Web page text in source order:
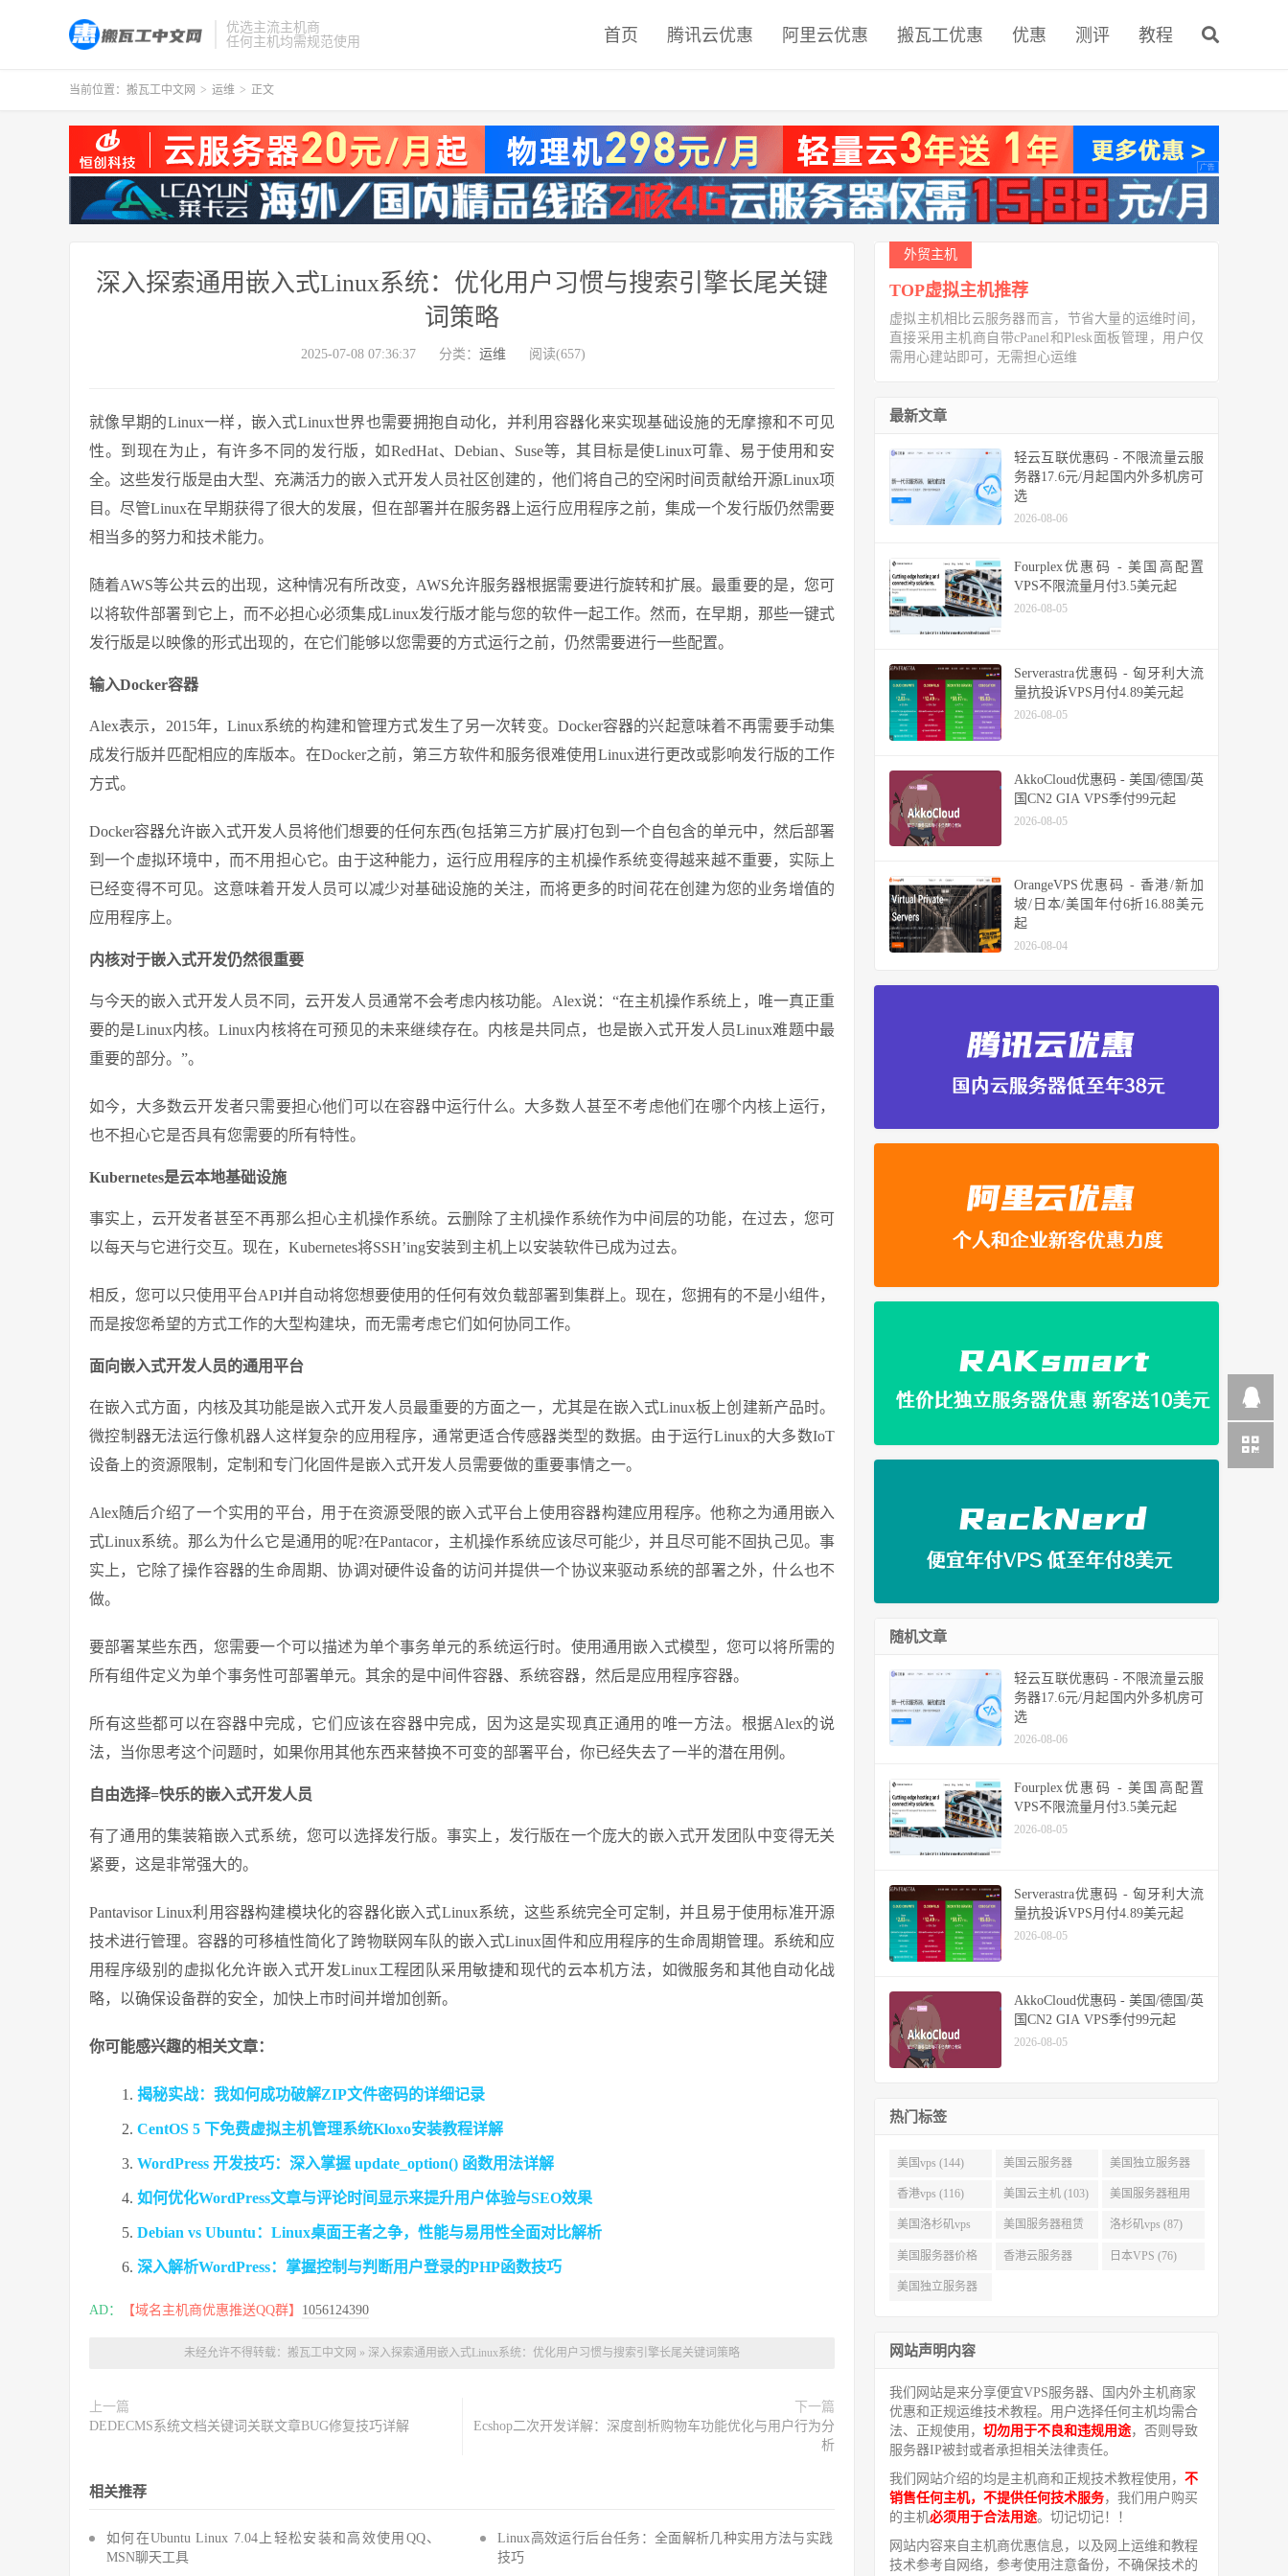
优选主流主机商
任何主机均需规范使用
首页 腾讯云优惠 阿里云优惠 搬瓦工优惠 优惠 测评 教程
当前位置： 搬瓦工中文网 > 运维 > 正文
深入探索通用嵌入式Linux系统：优化用户习惯与搜索引擎长尾关键
词策略
2025-07-08 07:36:37 分类： 运维 阅读(657)
就像早期的Linux一样，嵌入式Linux世界也需要拥抱自动化，并利用容器化来实现基础设施的无摩擦和不可见
性。到现在为止，有许多不同的发行版，如RedHat、Debian、Suse等，其目标是使Linux可靠、易于使用和安
全。这些发行版是由大型、充满活力的嵌入式开发人员社区创建的，他们将自己的空闲时间贡献给开源Linux项
目。尽管Linux在早期获得了很大的发展，但在部署并在服务器上运行应用程序之前，集成一个发行版仍然需要
相当多的努力和技术能力。
随着AWS等公共云的出现，这种情况有所改变，AWS允许服务器根据需要进行旋转和扩展。最重要的是，您可
以将软件部署到它上，而不必担心必须集成Linux发行版才能与您的软件一起工作。然而，在早期，那些一键式
发行版是以映像的形式出现的，在它们能够以您需要的方式运行之前，仍然需要进行一些配置。
输入Docker容器
Alex表示，2015年，Linux系统的构建和管理方式发生了另一次转变。Docker容器的兴起意味着不再需要手动集
成发行版并匹配相应的库版本。在Docker之前，第三方软件和服务很难使用Linux进行更改或影响发行版的工作
方式。
Docker容器允许嵌入式开发人员将他们想要的任何东西(包括第三方扩展)打包到一个自包含的单元中，然后部署
到一个虚拟环境中，而不用担心它。由于这种能力，运行应用程序的主机操作系统变得越来越不重要，实际上
已经变得不可见。这意味着开发人员可以减少对基础设施的关注，而将更多的时间花在创建为您的业务增值的
应用程序上。
内核对于嵌入式开发仍然很重要
与今天的嵌入式开发人员不同，云开发人员通常不会考虑内核功能。Alex说：“在主机操作系统上，唯一真正重
要的是Linux内核。Linux内核将在可预见的未来继续存在。内核是共同点，也是嵌入式开发人员Linux难题中最
重要的部分。”。
如今，大多数云开发者只需要担心他们可以在容器中运行什么。大多数人甚至不考虑他们在哪个内核上运行，
也不担心它是否具有您需要的所有特性。
Kubernetes是云本地基础设施
事实上，云开发者甚至不再那么担心主机操作系统。云删除了主机操作系统作为中间层的功能，在过去，您可
以每天与它进行交互。现在，Kubernetes将SSH’ing安装到主机上以安装软件已成为过去。
相反，您可以只使用平台API并自动将您想要使用的任何有效负载部署到集群上。现在，您拥有的不是小组件，
而是按您希望的方式工作的大型构建块，而无需考虑它们如何协同工作。
面向嵌入式开发人员的通用平台
在嵌入式方面，内核及其功能是嵌入式开发人员最重要的方面之一，尤其是在嵌入式Linux板上创建新产品时。
微控制器无法运行像机器人这样复杂的应用程序，通常更适合传感器类型的数据。由于运行Linux的大多数IoT
设备上的资源限制，定制和专门化固件是嵌入式开发人员需要做的重要事情之一。
Alex随后介绍了一个实用的平台，用于在资源受限的嵌入式平台上使用容器构建应用程序。他称之为通用嵌入
式Linux系统。那么为什么它是通用的呢?在Pantacor，主机操作系统应该尽可能少，并且尽可能不固执己见。事
实上，它除了操作容器的生命周期、协调对硬件设备的访问并提供一个协议来驱动系统的部署之外，什么也不
做。
要部署某些东西，您需要一个可以描述为单个事务单元的系统运行时。使用通用嵌入式模型，您可以将所需的
所有组件定义为单个事务性可部署单元。其余的是中间件容器、系统容器，然后是应用程序容器。
所有这些都可以在容器中完成，它们应该在容器中完成，因为这是实现真正通用的唯一方法。根据Alex的说
法，当你思考这个问题时，如果你用其他东西来替换不可变的部署平台，你已经失去了一半的潜在用例。
自由选择=快乐的嵌入式开发人员
有了通用的集装箱嵌入式系统，您可以选择发行版。事实上，发行版在一个庞大的嵌入式开发团队中变得无关
紧要，这是非常强大的。
Pantavisor Linux利用容器构建模块化的容器化嵌入式Linux系统，这些系统完全可定制，并且易于使用标准开源
技术进行管理。容器的可移植性简化了跨物联网车队的嵌入式Linux固件和应用程序的生命周期管理。系统和应
用程序级别的虚拟化允许嵌入式开发Linux工程团队采用敏捷和现代的云本机方法，如微服务和其他自动化战
略，以确保设备群的安全，加快上市时间并增加创新。
你可能感兴趣的相关文章：
揭秘实战：我如何成功破解ZIP文件密码的详细记录
CentOS 5 下免费虚拟主机管理系统Kloxo安装教程详解
WordPress 开发技巧：深入掌握 update_option() 函数用法详解
如何优化WordPress文章与评论时间显示来提升用户体验与SEO效果
Debian vs Ubuntu：Linux桌面王者之争，性能与易用性全面对比解析
深入解析WordPress：掌握控制与判断用户登录的PHP函数技巧
AD： 【域名主机商优惠推送QQ群】 1056124390
未经允许不得转载： 搬瓦工中文网 » 深入探索通用嵌入式Linux系统：优化用户习惯与搜索引擎长尾关键词策略
上一篇
DEDECMS系统文档关键词关联文章BUG修复技巧详解
下一篇
Ecshop二次开发详解：深度剖析购物车功能优化与用户行为分
析
相关推荐
如何在Ubuntu Linux 7.04上轻松安装和高效使用QQ、
MSN聊天工具
Linux高效运行后台任务：全面解析几种实用方法与实践
技巧
外贸主机
TOP虚拟主机推荐
虚拟主机相比云服务器而言，节省大量的运维时间，
直接采用主机商自带cPanel和Plesk面板管理，用户仅
需用心建站即可，无需担心运维
最新文章
轻云互联优惠码 - 不限流量云服
务器17.6元/月起国内外多机房可
选
2026-08-06
Fourplex优惠码 - 美国高配置
VPS不限流量月付3.5美元起
2026-08-05
Serverastra优惠码 - 匈牙利大流
量抗投诉VPS月付4.89美元起
2026-08-05
AkkoCloud优惠码 - 美国/德国/英
国CN2 GIA VPS季付99元起
2026-08-05
OrangeVPS优惠码 - 香港/新加
坡/日本/美国年付6折16.88美元
起
2026-08-04
随机文章
轻云互联优惠码 - 不限流量云服
务器17.6元/月起国内外多机房可
选
2026-08-06
Fourplex优惠码 - 美国高配置
VPS不限流量月付3.5美元起
2026-08-05
Serverastra优惠码 - 匈牙利大流
量抗投诉VPS月付4.89美元起
2026-08-05
AkkoCloud优惠码 - 美国/德国/英
国CN2 GIA VPS季付99元起
2026-08-05
热门标签
美国vps (144) 美国云服务器
(143)
美国独立服务器
(118)
香港vps (116) 美国云主机 (103) 美国服务器租用
(99)
美国洛杉矶vps
(94)
美国服务器租赁
(91)
洛杉矶vps (87)
美国服务器价格
(82)
香港云服务器 日本VPS (76)
美国独立服务器
网站声明内容
我们网站是来分享便宜VPS服务器、国内外主机商家
优惠和正规运维技术教程。用户选择任何主机均需合
法、正规使用， 切勿用于不良和违规用途，否则导致
服务器IP被封或者承担相关法律责任。
我们网站介绍的均是主机商和正规技术教程使用， 不
销售任何主机，不提供任何技术服务，我们用户购买
的主机必须用于合法用途。切记切记！！
网站内容来自主机商优惠信息，以及网上运维和教程
技术参考自网络，参考使用注意备份，不确保技术的